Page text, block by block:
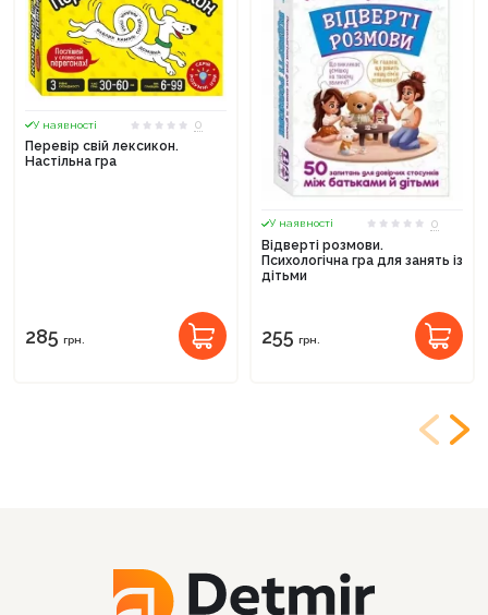
У наявності
0
Перевір свій лексикон.
Настільна гра
285 грн.
У наявності
0
Відверті розмови.
Психологічна гра для занять із
дітьми
255 грн.